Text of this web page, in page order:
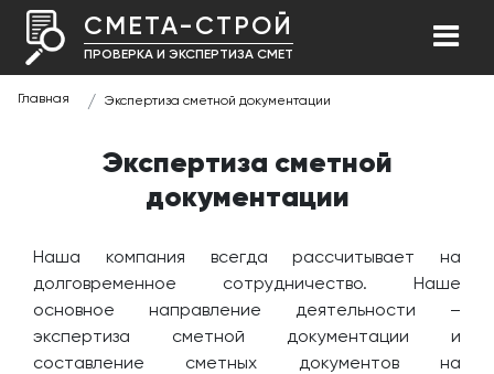
СМЕТА-СТРОЙ
ПРОВЕРКА И ЭКСПЕРТИЗА СМЕТ
Главная Экспертиза сметной документации
Экспертиза сметной
документации
Наша компания всегда рассчитывает на
долговременное сотрудничество. Наше
основное направление деятельности –
экспертиза сметной документации и
составление сметных документов на